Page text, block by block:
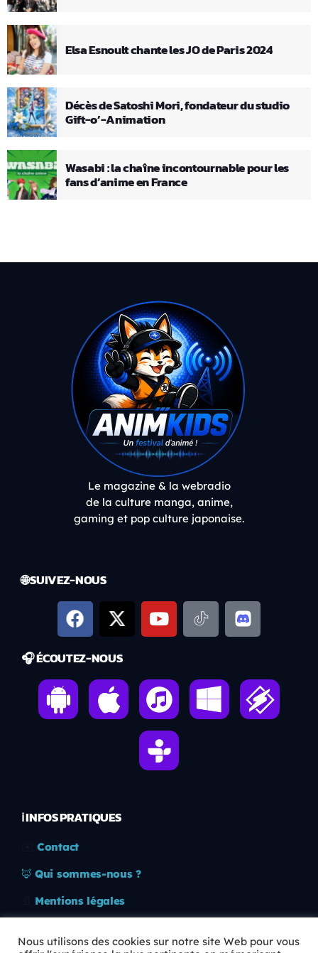
Elsa Esnoult chante les JO de Paris 2024
Décès de Satoshi Mori, fondateur du studio
Gift-o’-Animation
Wasabi : la chaîne incontournable pour les
fans d’anime en France
Le magazine & la webradio
de la culture manga, anime,
gaming et pop culture japonaise.
🌐 SUIVEZ-NOUS
🎧 ÉCOUTEZ-NOUS
ℹ️ INFOS PRATIQUES
Contact
🦊 Qui sommes-nous ?
Mentions légales
Nous utilisons des cookies sur notre site Web pour vous